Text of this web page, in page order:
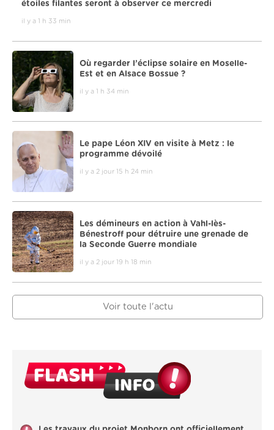
étoiles filantes seront à observer ce mercredi
il y a 1 h 33 min
Où regarder l’éclipse solaire en Moselle-
Est et en Alsace Bossue ?
il y a 1 h 34 min
Le pape Léon XIV en visite à Metz : le
programme dévoilé
il y a 2 jour 15 h 24 min
Les démineurs en action à Vahl-lès-
Bénestroff pour détruire une grenade de
la Seconde Guerre mondiale
il y a 2 jour 19 h 18 min
Voir toute l'actu